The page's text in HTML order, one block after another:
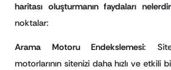
haritası oluşturmanın faydaları
noktalar:
Arama Motoru Endekslemesi:
motorlarının sitenizi daha hızlı ve etkili